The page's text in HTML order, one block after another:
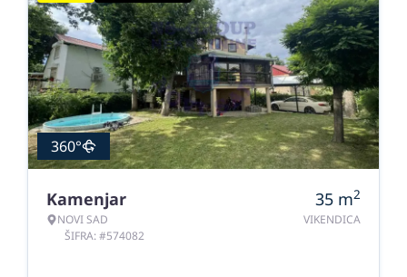
360°
Kamenjar
NOVI SAD
ŠIFRA: #574082
35 m2
VIKENDICA